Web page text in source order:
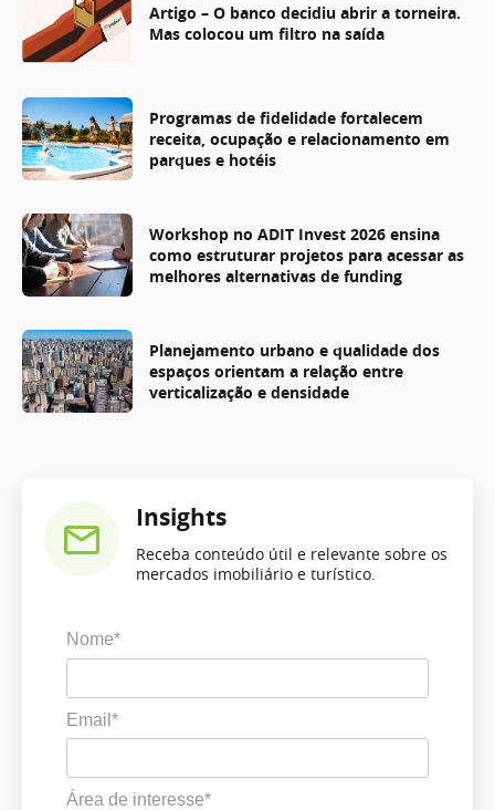
Artigo – O banco decidiu abrir a torneira.
Mas colocou um filtro na saída
Programas de fidelidade fortalecem
receita, ocupação e relacionamento em
parques e hotéis
Workshop no ADIT Invest 2026 ensina
como estruturar projetos para acessar as
melhores alternativas de funding
Planejamento urbano e qualidade dos
espaços orientam a relação entre
verticalização e densidade
Insights
Receba conteúdo útil e relevante sobre os
mercados imobiliário e turístico.
Nome*
Email*
Área de interesse*